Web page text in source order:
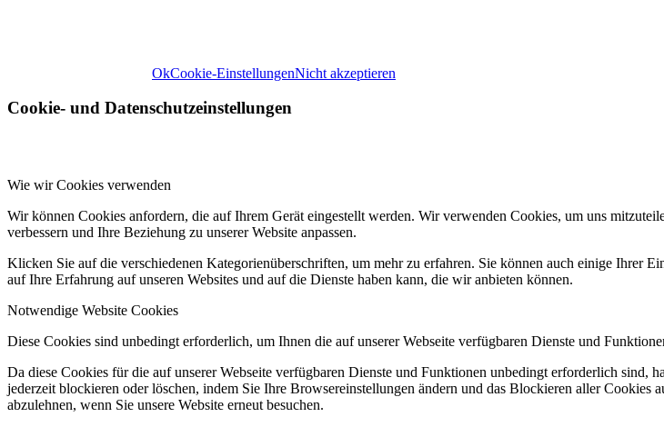
OkCookie-EinstellungenNicht akzeptieren
Cookie- und Datenschutzeinstellungen
Wie wir Cookies verwenden
Wir können Cookies anfordern, die auf Ihrem Gerät eingestellt werden. Wir verwenden Cookies, um uns
verbessern und Ihre Beziehung zu unserer Website anpassen.
Klicken Sie auf die verschiedenen Kategorienüberschriften, um mehr zu erfahren. Sie können auch einige Ihrer
auf Ihre Erfahrung auf unseren Websites und auf die Dienste haben kann, die wir anbieten können.
Notwendige Website Cookies
Diese Cookies sind unbedingt erforderlich, um Ihnen die auf unserer Webseite verfügbaren Dienste und
Da diese Cookies für die auf unserer Webseite verfügbaren Dienste und Funktionen unbedingt erforderlich
jederzeit blockieren oder löschen, indem Sie Ihre Browsereinstellungen ändern und das Blockieren aller
abzulehnen, wenn Sie unsere Website erneut besuchen.